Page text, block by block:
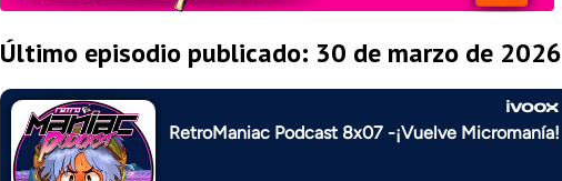
Último episodio publicado: 30 de marzo de 2026